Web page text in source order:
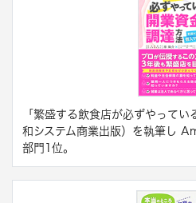
「繁盛する飲食店が必ずやって
和システム商業出版）を執筆し
部門1位。